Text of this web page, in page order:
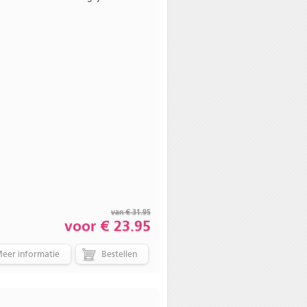
van € 31.95
voor € 23.95
informatie